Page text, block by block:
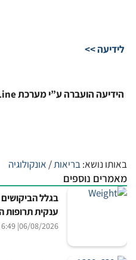
לידיעה >>
הידיעה הועברה ע”י מערכת PharmaLine
באותו נושא:בריאות/ אונקולוגיה
מאמרים נוספים
בגלל
ענקית תרופות
06/08/2026
| 6:49 am